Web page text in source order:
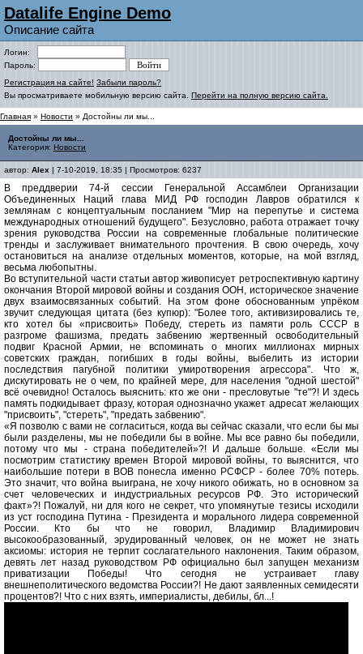
Datalife Engine Demo
Описание сайта
Логин:
Пароль:
Регистрация на сайте! Забыли пароль?
Вы просматриваете мобильную версию сайта. Перейти на полную версию сайта.
Главная » Новости » Достойны ли мы...
Достойны ли мы...
Категория: Новости
автор: Alex | 7-10-2019, 18:35 | Просмотров: 6237
В преддверии 74-й сессии Генеральной Ассамблеи Организации
Объединенных Наций глава МИД РФ господин Лавров обратился к
землянам с концептуальным посланием "Мир на перепутье и система
международных отношений будущего". Безусловно, работа отражает точку
зрения руководства России на современные глобальные политические
тренды и заслуживает внимательного прочтения. В свою очередь, хочу
остановиться на анализе отдельных моментов, которые, на мой взгляд,
весьма любопытны.
Во вступительной части статьи автор живописует ретроспективную картину
окончания Второй мировой войны и создания ООН, историческое значение
двух взаимосвязанных событий. На этом фоне обоснованным упрёком
звучит следующая цитата (без купюр): "Более того, активизировались те,
кто хотел бы «присвоить» Победу, стереть из памяти роль СССР в
разгроме фашизма, предать забвению жертвенный освободительный
подвиг Красной Армии, не вспоминать о многих миллионах мирных
советских граждан, погибших в годы войны, выбелить из истории
последствия пагубной политики умиротворения агрессора". Что ж,
дискутировать не о чем, по крайней мере, для населения "одной шестой"
всё очевидно! Осталось выяснить: кто же они - пресловутые "те"?! И здесь
память подкидывает фразу, которая однозначно укажет адресат желающих
"присвоить", "стереть", "предать забвению".
«Я позволю с вами не согласиться, когда вы сейчас сказали, что если бы мы
были разделены, мы не победили бы в войне. Мы все равно бы победили,
потому что мы - страна победителей»?! И дальше больше. «Если мы
посмотрим статистику времен Второй мировой войны, то выяснится, что
наибольшие потери в ВОВ понесла именно РСФСР - более 70% потерь.
Это значит, что война выиграна, не хочу никого обижать, но в основном за
счет человеческих и индустриальных ресурсов РФ. Это исторический
факт»?! Пожалуй, ни для кого не секрет, что упомянутые тезисы исходили
из уст господина Путина - Президента и морального лидера современной
России. Кто бы что не говорил, Владимир Владимирович
высокообразованный, эрудированный человек, он не может не знать
аксиомы: история не терпит сослагательного наклонения. Таким образом,
девять лет назад руководством РФ официально был запущен механизм
приватизации Победы! Что сегодня не устраивает главу
внешнеполитического ведомства России?! Не дают заявленных семидесяти
процентов?! Что с них взять, империалисты, дебилы, бл...!